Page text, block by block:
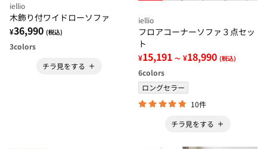
iellio
木飾り付ワイドローソファ
¥36,990 (税込)
3colors
チラ見をする
iellio
フロアコーナーソファ３点セッ
ト
¥15,191 ～ ¥18,990 (税込)
6colors
ロングセラー
10件
チラ見をする